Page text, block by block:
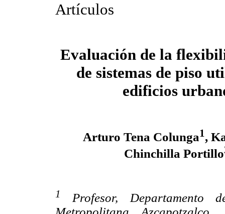
Artículos
Evaluación de la
de sistemas de piso
edificios
Arturo Tena Colunga1,
Chinchilla Portillo
1
Profesor, Departamento